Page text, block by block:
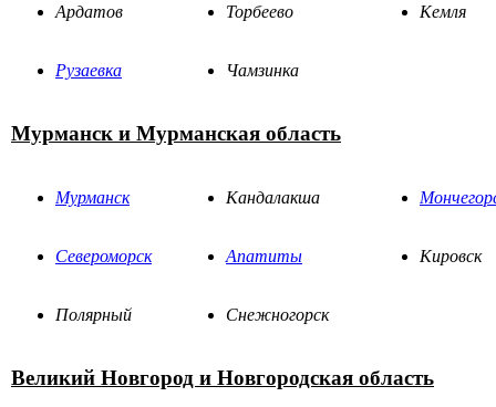
Ардатов Торбеево Кемля
Рузаевка Чамзинка
Мурманск и Мурманская область
Мурманск Кандалакша
Североморск Апатиты Кировск
Полярный Снежногорск
Великий Новгород и Новгородская область